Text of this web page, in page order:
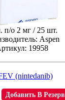
п/о 2 мг / 25 шт.
Aspen
19958
(nintedanib)
Добавить В Резерв